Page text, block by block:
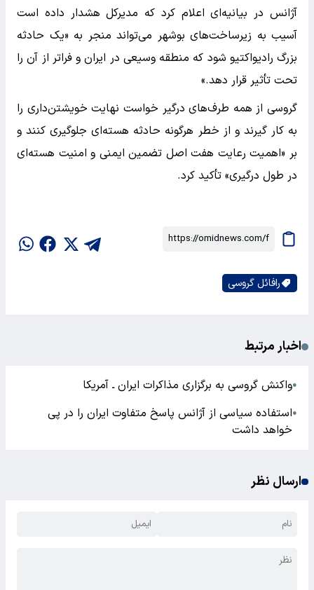
آژانس در بیانیه‌ای اعلام کرد که مدیرکل هشدار داده است
آسیب به زیرساخت‌های بوشهر می‌تواند منجر به «یک حادثه
بزرگ رادیواکتیو شود که منطقه وسیعی در ایران و فراتر از آن را
تحت تأثیر قرار دهد.»
گروسی از همه طرف‌های درگیر خواست نهایت خویشتن‌داری را
به کار گیرند و از خطر هرگونه حادثه هسته‌ای جلوگیری کنند و
بر «اهمیت رعایت هفت اصل تضمین ایمنی و امنیت هسته‌ای
در طول درگیری» تأکید کرد.
رافائل گروسی
اخبار مرتبط
●واکنش گروسی به برگزاری مذاکرات ایران ـ آمریکا
●استفاده سیاسی از آژانس پاسخ متفاوت ایران را در پی
خواهد داشت
ارسال نظر